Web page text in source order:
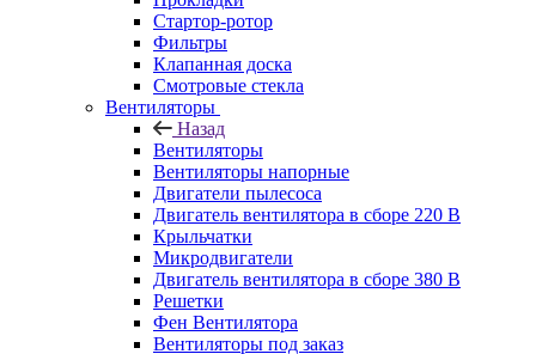
Стартор-ротор
Фильтры
Клапанная доска
Смотровые стекла
Вентиляторы
Назад
Вентиляторы
Вентиляторы напорные
Двигатели пылесоса
Двигатель вентилятора в сборе 220 В
Крыльчатки
Микродвигатели
Двигатель вентилятора в сборе 380 В
Решетки
Фен Вентилятора
Вентиляторы под заказ